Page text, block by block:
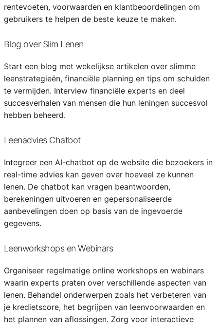
rentevoeten, voorwaarden en klantbeoordelingen om
gebruikers te helpen de beste keuze te maken.
Blog over Slim Lenen
Start een blog met wekelijkse artikelen over slimme
leenstrategieën, financiële planning en tips om schulden
te vermijden. Interview financiële experts en deel
succesverhalen van mensen die hun leningen succesvol
hebben beheerd.
Leenadvies Chatbot
Integreer een AI-chatbot op de website die bezoekers in
real-time advies kan geven over hoeveel ze kunnen
lenen. De chatbot kan vragen beantwoorden,
berekeningen uitvoeren en gepersonaliseerde
aanbevelingen doen op basis van de ingevoerde
gegevens.
Leenworkshops en Webinars
Organiseer regelmatige online workshops en webinars
waarin experts praten over verschillende aspecten van
lenen. Behandel onderwerpen zoals het verbeteren van
je kredietscore, het begrijpen van leenvoorwaarden en
het plannen van aflossingen. Zorg voor interactieve